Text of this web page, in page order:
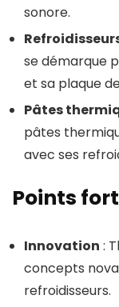
sonore.
se démarque
et sa plaque
Pâtes
pâtes
avec ses
Points
Innovation :
concepts
refroidisseurs.